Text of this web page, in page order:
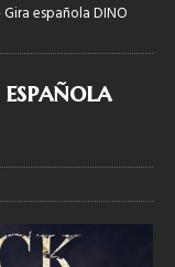
Gira española DINO
española